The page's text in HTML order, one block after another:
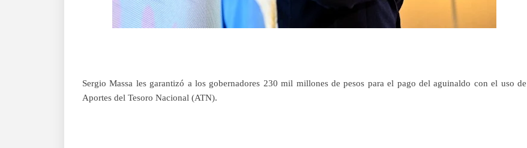
Sergio Massa les garantizó a los gobernadores 230 mil millones de pesos para el pago del aguinaldo con el uso de
Aportes del Tesoro Nacional (ATN).